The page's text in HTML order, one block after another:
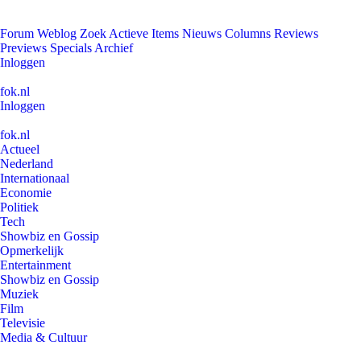
Forum Weblog Zoek Actieve Items Nieuws Columns Reviews
Previews Specials Archief
Inloggen
fok.nl
Inloggen
fok.nl
Actueel
Nederland
Internationaal
Economie
Politiek
Tech
Showbiz en Gossip
Opmerkelijk
Entertainment
Showbiz en Gossip
Muziek
Film
Televisie
Media & Cultuur